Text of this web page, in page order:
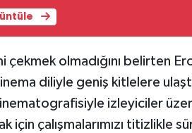
çekmek olmadığını belirten
diliyle geniş kitlelere
izleyiciler
için çalışmalarımızı titizlikle